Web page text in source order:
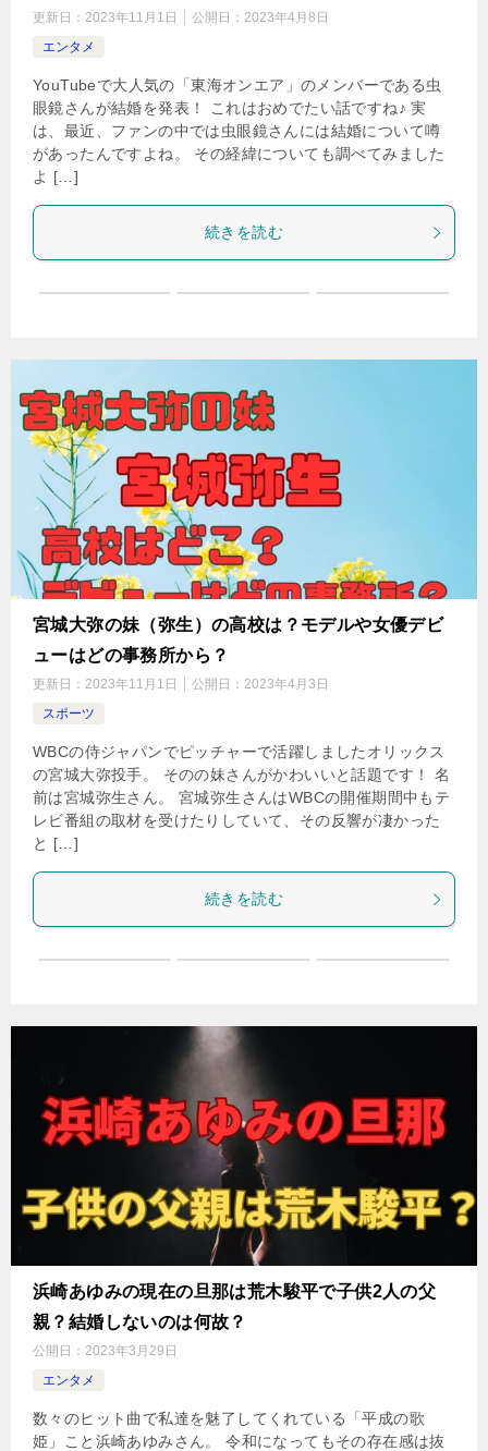
更新日： 2023年11月1日 公開日： 2023年4月8日
エンタメ
YouTubeで大人気の「東海オンエア」のメンバーである虫
眼鏡さんが結婚を発表！ これはおめでたい話ですね♪ 実
は、最近、ファンの中では虫眼鏡さんには結婚について噂
があったんですよね。 その経緯についても調べてみました
よ […]
続きを読む
宮城大弥の妹（弥生）の高校は？モデルや女優デビ
ューはどの事務所から？
更新日： 2023年11月1日 公開日： 2023年4月3日
スポーツ
WBCの侍ジャパンでピッチャーで活躍しましたオリックス
の宮城大弥投手。 そのの妹さんがかわいいと話題です！ 名
前は宮城弥生さん。 宮城弥生さんはWBCの開催期間中もテ
レビ番組の取材を受けたりしていて、その反響が凄かった
と […]
続きを読む
浜崎あゆみの現在の旦那は荒木駿平で子供2人の父
親？結婚しないのは何故？
公開日： 2023年3月29日
エンタメ
数々のヒット曲で私達を魅了してくれている「平成の歌
姫」こと浜崎あゆみさん。 令和になってもその存在感は抜